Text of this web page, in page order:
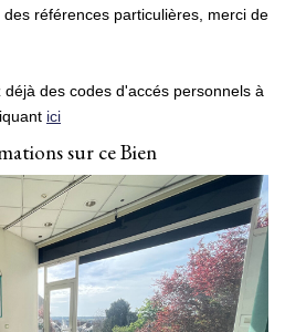
Actualités
Contact
CLIENT
références particulières, merci de
déjà des codes d'accés personnels à
ici
sur ce Bien